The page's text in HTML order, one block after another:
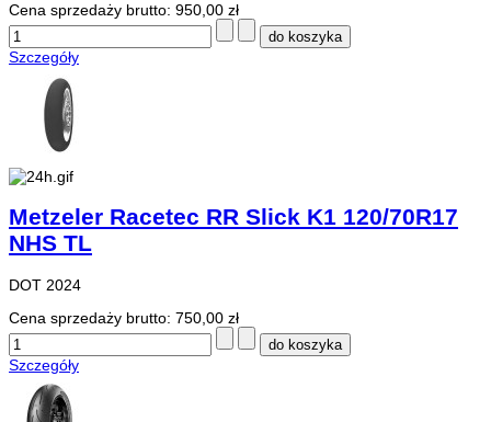
Cena sprzedaży brutto: 950,00 zł
Szczegóły
Metzeler Racetec RR Slick K1 120/70R17
NHS TL
DOT 2024
Cena sprzedaży brutto: 750,00 zł
Szczegóły